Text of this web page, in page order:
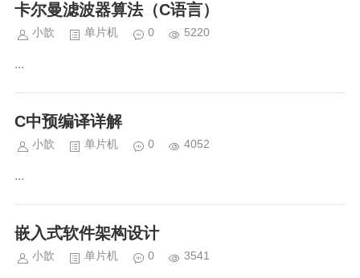
卡尔曼滤波器算法（C语言）
小歆 单片机 0 5220
...
C中预编译详解
小歆 单片机 0 4052
...
嵌入式软件架构设计
小歆 单片机 0 3541